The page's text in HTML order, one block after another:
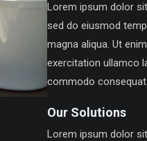
Lorem ipsum dolor
sed do eiusmod
magna aliqua. Ut
exercitation ullamco
commodo consequat.
Our Solutions
Lorem ipsum dolor